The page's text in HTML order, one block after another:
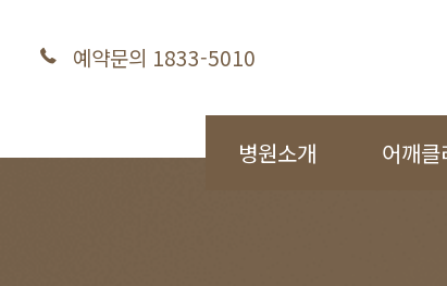
예약문의 1833-5010
병원소개 어깨클